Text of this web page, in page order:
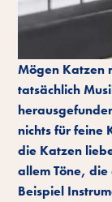
Mögen Katzen
tatsächlich
nichts für feine
die Katzen
allem Töne,
Beispiel